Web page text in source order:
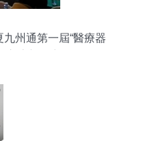
州通第一屆“醫療器